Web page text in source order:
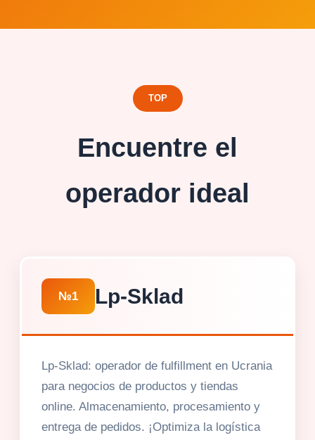
TOP
Encuentre el
operador ideal
№1 Lp-Sklad
Lp-Sklad: operador de fulfillment en Ucrania
para negocios de productos y tiendas
online. Almacenamiento, procesamiento y
entrega de pedidos. ¡Optimiza la logística